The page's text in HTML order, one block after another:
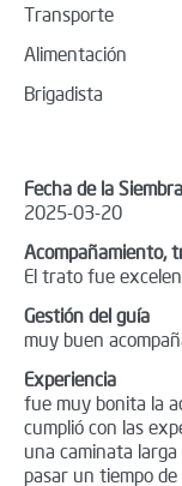
Transporte
Alimentación
Brigadista
Fecha de la Siembra
2025-03-20
Acompañamiento,
El trato fue
Gestión del guía
muy buen
Experiencia
fue muy bonita la
cumplió con las
una caminata
pasar un tiempo